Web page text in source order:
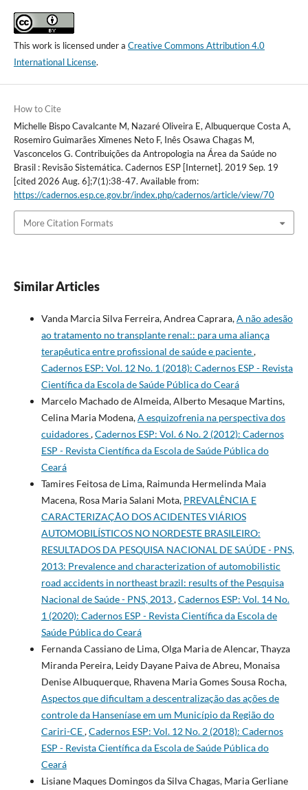
This work is licensed under a Creative Commons Attribution 4.0
International License.
How to Cite
Michelle Bispo Cavalcante M, Nazaré Oliveira E, Albuquerque Costa A,
Rosemiro Guimarães Ximenes Neto F, Inês Osawa Chagas M,
Vasconcelos G. Contribuições da Antropologia na Área da Saúde no
Brasil : Revisão Sistemática. Cadernos ESP [Internet]. 2019 Sep. 19
[cited 2026 Aug. 6];7(1):38-47. Available from:
https://cadernos.esp.ce.gov.br/index.php/cadernos/article/view/70
More Citation Formats
Similar Articles
Vanda Marcia Silva Ferreira, Andrea Caprara,A não adesão
ao tratamento no transplante renal:: para uma aliança
terapêutica entre profissional de saúde e paciente,
Cadernos ESP: Vol. 12 No. 1 (2018): Cadernos ESP - Revista
Cientí­fica da Escola de Saúde Pública do Ceará
Marcelo Machado de Almeida, Alberto Mesaque Martins,
Celina Maria Modena,A esquizofrenia na perspectiva dos
cuidadores,Cadernos ESP: Vol. 6 No. 2 (2012): Cadernos
ESP - Revista Cientí­fica da Escola de Saúde Pública do
Ceará
Tamires Feitosa de Lima, Raimunda Hermelinda Maia
Macena, Rosa Maria Salani Mota, PREVALÊNCIA E
CARACTERIZAÇÃO DOS ACIDENTES VIÁRIOS
AUTOMOBILÍSTICOS NO NORDESTE BRASILEIRO:
RESULTADOS DA PESQUISA NACIONAL DE SAÚDE - PNS,
2013: Prevalence and characterization of automobilistic
road accidents in northeast brazil: results of the Pesquisa
Nacional de Saúde - PNS, 2013,Cadernos ESP: Vol. 14 No.
1 (2020): Cadernos ESP - Revista Cientí­fica da Escola de
Saúde Pública do Ceará
Fernanda Cassiano de Lima, Olga Maria de Alencar, Thayza
Miranda Pereira, Leidy Dayane Paiva de Abreu, Monaisa
Denise Albuquerque, Rhavena Maria Gomes Sousa Rocha,
Aspectos que dificultam a descentralização das ações de
controle da Hanseníase em um Município da Região do
Cariri-CE,Cadernos ESP: Vol. 12 No. 2 (2018): Cadernos
ESP - Revista Cientí­fica da Escola de Saúde Pública do
Ceará
Lisiane Maques Domingos da Silva Chagas, Maria Gerliane